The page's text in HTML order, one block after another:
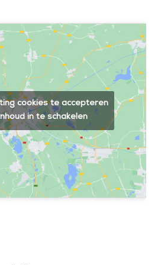
cookies te accepteren
in te schakelen